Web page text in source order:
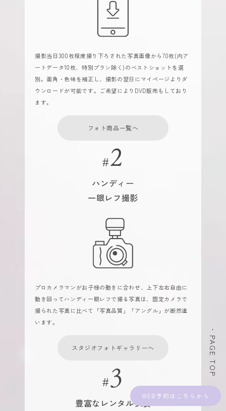
WEB予約
撮影当日300枚程度撮り下ろされた写真画像から70枚(内ア
ートデータ10枚、特別プラン除く)のベストショットを選
別。画角・色味を補正し、撮影の翌日にマイページよりダ
ウンロードが可能です。ご希望によりDVD販売もしており
ます。
フォト商品一覧へ
ハンディー
一眼レフ撮影
プロカメラマンがお子様の動きに合わせ、上下左右自由に
動き回ってハンディ一眼レフで撮る写真は、固定カメラで
撮られた写真に比べて「写真品質」「アングル」が断然違
います。
スタジオフォトギャラリーへ
豊富なレンタル衣装
PAGE TOP